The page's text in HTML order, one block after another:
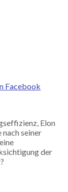
Facebook
Elon
seiner
der